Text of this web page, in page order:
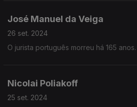
José Manuel da Veiga
26 set. 2024
O jurista português morreu há 165 anos.
Nicolai Poliakoff
25 set. 2024